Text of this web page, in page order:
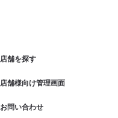
店舗を探す
店舗様向け管理画面
お問い合わせ